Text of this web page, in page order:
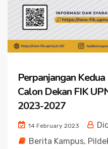
Perpanjangan
Calon Dekan FIK
2023-2027
14 February 2023
Berita Kampus,